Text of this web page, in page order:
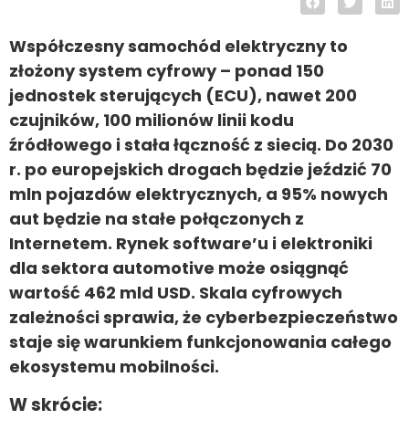
Współczesny samochód elektryczny to
złożony system cyfrowy – ponad 150
jednostek sterujących (ECU), nawet 200
czujników, 100 milionów linii kodu
źródłowego i stała łączność z siecią. Do 2030
r. po europejskich drogach będzie jeździć 70
mln pojazdów elektrycznych, a 95% nowych
aut będzie na stałe połączonych z
Internetem. Rynek software’u i elektroniki
dla sektora automotive może osiągnąć
wartość 462 mld USD. Skala cyfrowych
zależności sprawia, że cyberbezpieczeństwo
staje się warunkiem funkcjonowania całego
ekosystemu mobilności.
W skrócie: